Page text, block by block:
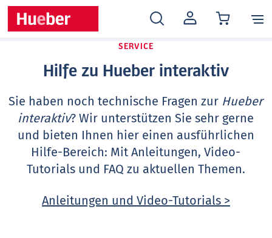
MEIN
KONTO
SERVICE
Hilfe zu Hueber interaktiv
Sie haben noch technische Fragen zur Hueber
interaktiv? Wir unterstützen Sie sehr gerne
und bieten Ihnen hier einen ausführlichen
Hilfe-Bereich: Mit Anleitungen, Video-
Tutorials und FAQ zu aktuellen Themen.
Anleitungen und Video-Tutorials >